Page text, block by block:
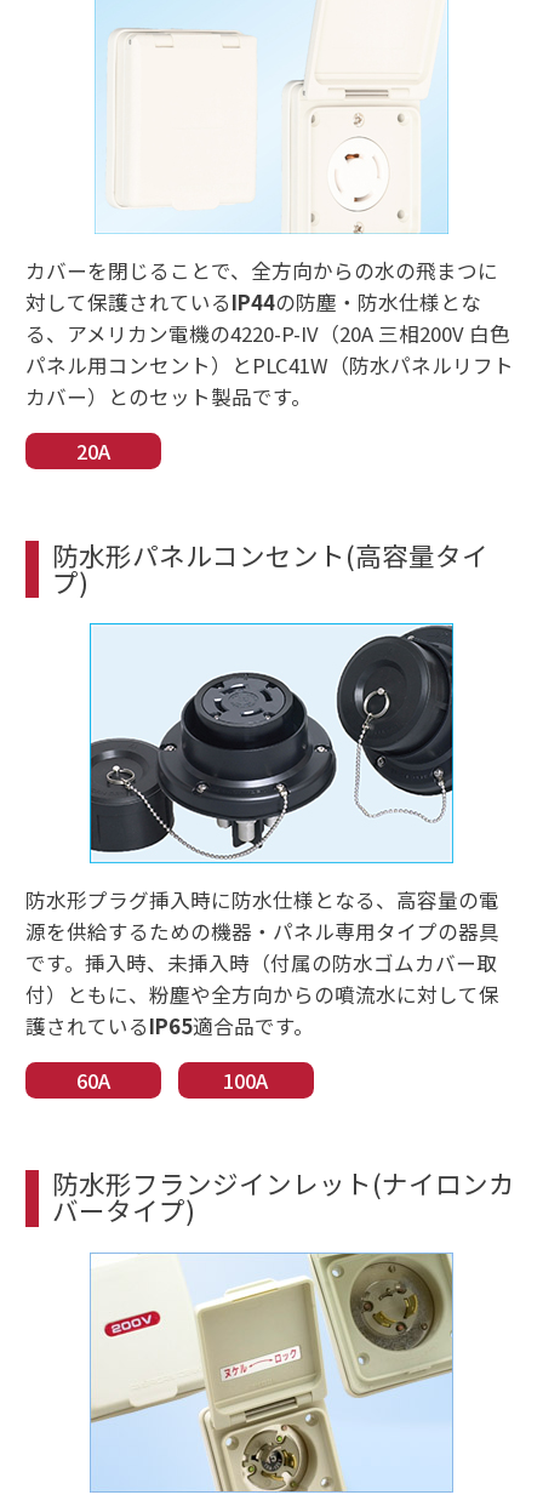
カバーを閉じることで、全方向からの水の飛まつに
対して保護されているIP44の防塵・防水仕様とな
る、アメリカン電機の4220-P-IV（20A 三相200V 白色
パネル用コンセント）とPLC41W（防水パネルリフト
カバー）とのセット製品です。
20A
防水形パネルコンセント(高容量タイ
プ)
防水形プラグ挿入時に防水仕様となる、高容量の電
源を供給するための機器・パネル専用タイプの器具
です。挿入時、未挿入時（付属の防水ゴムカバー取
付）ともに、粉塵や全方向からの噴流水に対して保
護されているIP65適合品です。
60A
100A
防水形フランジインレット(ナイロンカ
バータイプ)